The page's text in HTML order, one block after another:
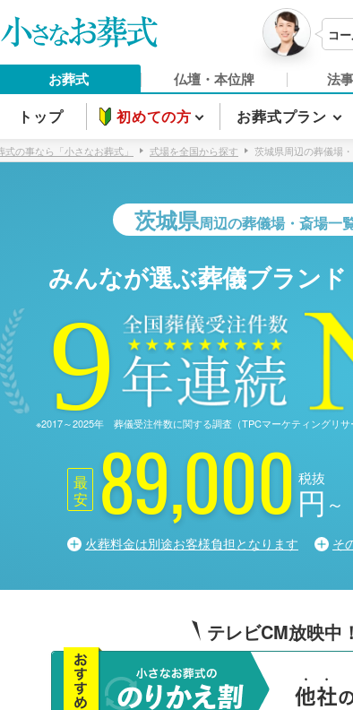
コ
お葬式 仏壇・本位牌 法
トップ 初めての方 お葬式プラン
式の事なら「小さなお葬式」 式場を全国から探す 茨城県周辺の葬儀場
茨城県周辺の葬儀場・斎場一
みんなが選ぶ葬儀ブランド
9
※2017～2025年 葬儀受注件数に関する調査（TPCマーケティングリサ
最
安
89,000円 ～
税抜
火葬料金は別途お客様負担となります そ
テレビCM放映中！